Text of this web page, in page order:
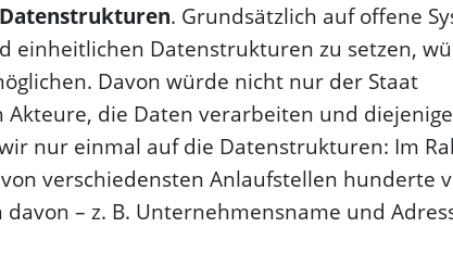
. Grundsätzlich auf offene
einheitlichen Daten­strukturen zu setzen,
Davon würde nicht nur der Staat
die Daten verarbeiten und
nur einmal auf die Daten­strukturen: Im
verschiedensten Anlaufstellen hunderte
– z. B. Unternehmensname und